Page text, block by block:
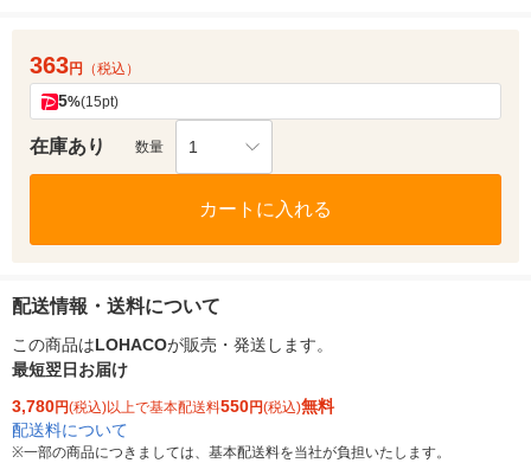
363円 （税込）
5%(15pt)
在庫あり 数量 1
カートに入れる
配送情報・送料について
この商品はLOHACOが販売・発送します。
最短翌日お届け
3,780円(税込)以上で基本配送料550円(税込)無料
配送料について
※一部の商品につきましては、基本配送料を当社が負担いたします。